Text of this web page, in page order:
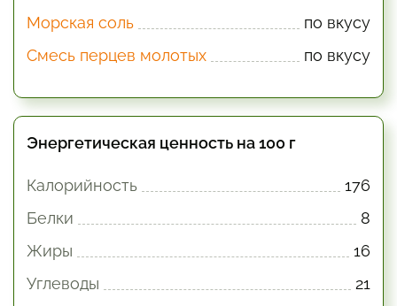
Морская соль
по вкусу
Смесь перцев молотых
по вкусу
Энергетическая ценность на 100 г
Калорийность
176
Белки
8
Жиры
16
Углеводы
21